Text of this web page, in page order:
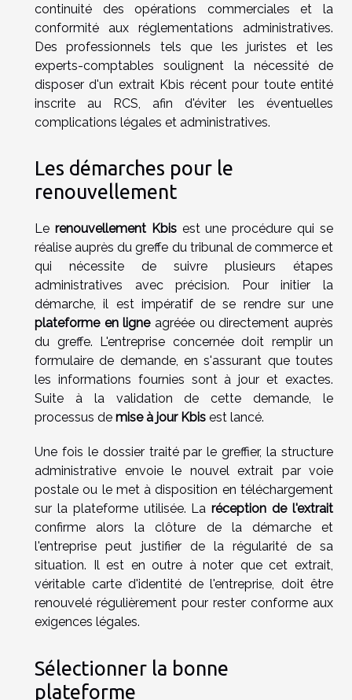
continuité des opérations commerciales et la
conformité aux réglementations administratives.
Des professionnels tels que les juristes et les
experts-comptables soulignent la nécessité de
disposer d'un extrait Kbis récent pour toute entité
inscrite au RCS, afin d'éviter les éventuelles
complications légales et administratives.
Les démarches pour le
renouvellement
Le renouvellement Kbisest une procédure qui se
réalise auprès du greffe du tribunal de commerce et
qui nécessite de suivre plusieurs étapes
administratives avec précision. Pour initier la
démarche, il est impératif de se rendre sur une
plateforme en ligneagréée ou directement auprès
du greffe. L'entreprise concernée doit remplir un
formulaire de demande, en s'assurant que toutes
les informations fournies sont à jour et exactes.
Suite à la validation de cette demande, le
processus de mise à jour Kbis est lancé.
Une fois le dossier traité par le greffier, la structure
administrative envoie le nouvel extrait par voie
postale ou le met à disposition en téléchargement
sur la plateforme utilisée. Laréception de l'extrait
confirme alors la clôture de la démarche et
l'entreprise peut justifier de la régularité de sa
situation. Il est en outre à noter que cet extrait,
véritable carte d'identité de l'entreprise, doit être
renouvelé régulièrement pour rester conforme aux
exigences légales.
Sélectionner la bonne
plateforme